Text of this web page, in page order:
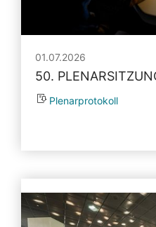
01.07.2026
50.
Plenarprotokoll